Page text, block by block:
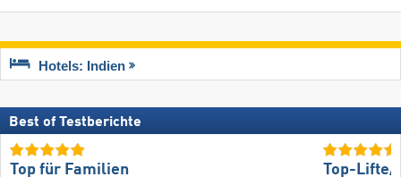
Hotels: Indien
Best of Testberichte
Top für Familien Top-Lifte/